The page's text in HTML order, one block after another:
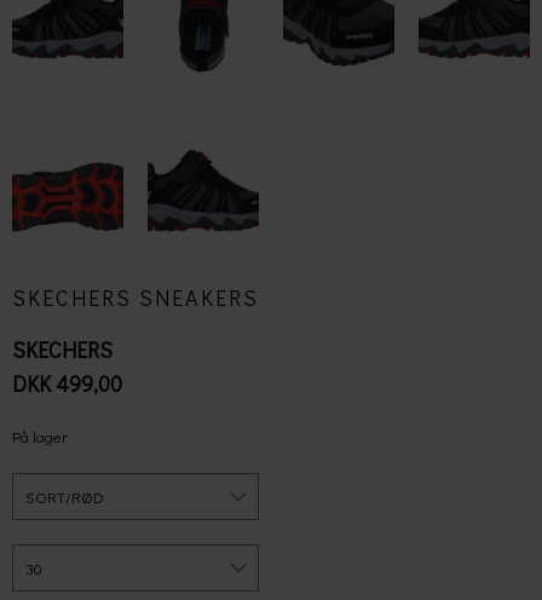
SKECHERS SNEAKERS
SKECHERS
DKK 499,00
På lager